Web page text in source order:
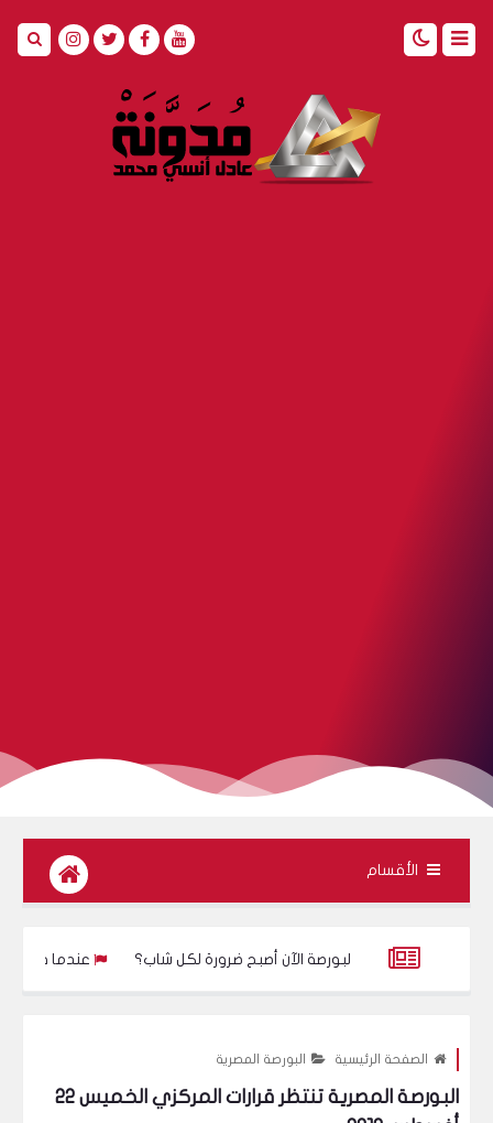
الأقسام
في البورصة الآن أصبح ضرورة لكل شاب؟ عندما قالت الصحف إن الذهب لا
الصفحة الرئيسية البورصة المصرية
البورصة المصرية تنتظر قرارات المركزي الخميس 22